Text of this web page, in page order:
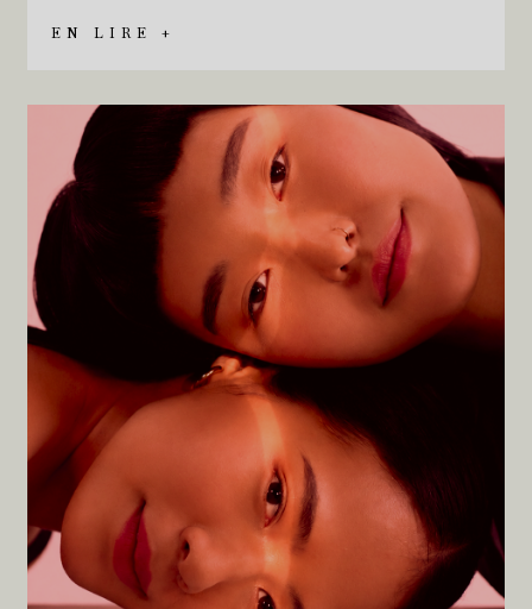
EN LIRE +